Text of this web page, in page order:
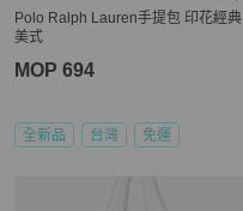
Polo Ralph Lauren手提包 印花經典
美式
MOP 694
全新品 台灣 免運